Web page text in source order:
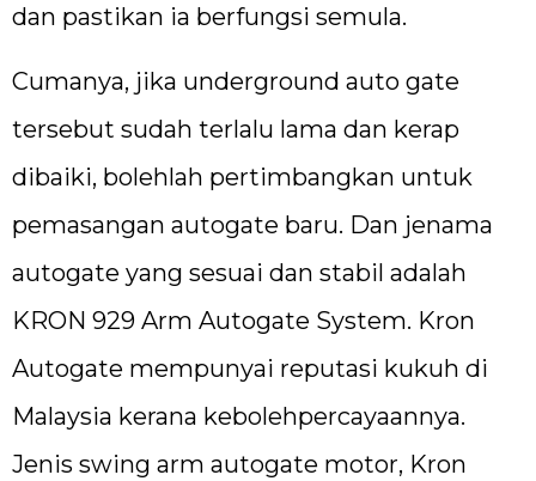
dan pastikan ia berfungsi semula.
Cumanya, jika underground auto gate
tersebut sudah terlalu lama dan kerap
dibaiki, bolehlah pertimbangkan untuk
pemasangan autogate baru. Dan jenama
autogate yang sesuai dan stabil adalah
KRON 929 Arm Autogate System. Kron
Autogate mempunyai reputasi kukuh di
Malaysia kerana kebolehpercayaannya.
Jenis swing arm autogate motor, Kron